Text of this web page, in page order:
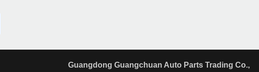
Guangdong Guangchuan Auto Parts Trading Co.,